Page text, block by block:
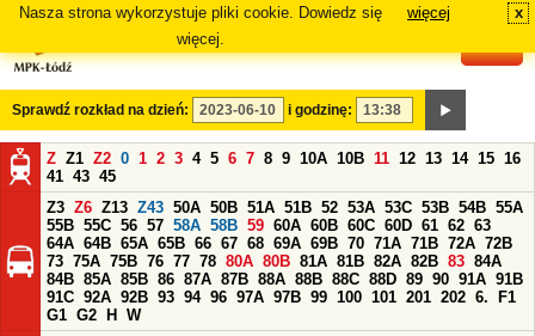
Nasza strona wykorzystuje pliki cookie. Dowiedz się
więcej.
więcej x
Sprawdź rozkład na dzień: i godzinę:
Z Z1 Z2 0 1 2 3 4 5 6 7 8 9 10A 10B 11 12 13 14 15 16
41 43 45
Z3 Z6 Z13 Z43 50A 50B 51A 51B 52 53A 53C 53B 54B 55A
55B 55C 56 57 58A 58B 59 60A 60B 60C 60D 61 62 63
64A 64B 65A 65B 66 67 68 69A 69B 70 71A 71B 72A 72B
73 75A 75B 76 77 78 80A 80B 81A 81B 82A 82B 83 84A
84B 85A 85B 86 87A 87B 88A 88B 88C 88D 89 90 91A 91B
91C 92A 92B 93 94 96 97A 97B 99 100 101 201 202 6.
F1
G1 G2 H
W